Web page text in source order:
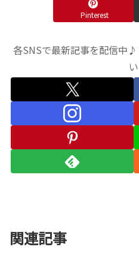
Pinterest
各SNSで最新記事を配信中
い
関連記事